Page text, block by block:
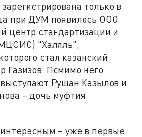
только в
при ДУМ появилось ООО
центр стандартизации и
"Халяль",
стал казанский
Газизов. Помимо него
Рушан Казылов и
– дочь муфтия
– уже в первые